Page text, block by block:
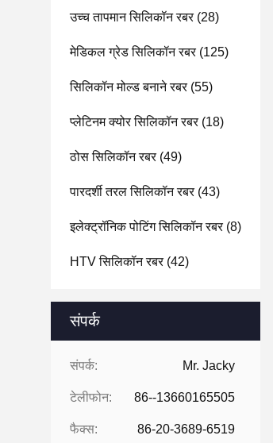
उच्च तापमान सिलिकॉन रबर(28)
मेडिकल ग्रेड सिलिकॉन रबर(125)
सिलिकॉन मोल्ड बनाने रबर(55)
प्लेटिनम क्योर सिलिकॉन रबर(18)
ठोस सिलिकॉन रबर(49)
पारदर्शी तरल सिलिकॉन रबर(43)
इलेक्ट्रॉनिक पोटिंग सिलिकॉन रबर(8)
HTV सिलिकॉन रबर(42)
संपर्क
संपर्क: Mr. Jacky
टेलीफोन: 86--13660165505
फैक्स: 86-20-3689-6519